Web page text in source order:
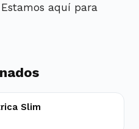
aquí para
Slim